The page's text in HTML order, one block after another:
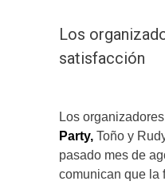
Los
satisfacción
Los
Party, Toño y
pasado mes de
comunican que la